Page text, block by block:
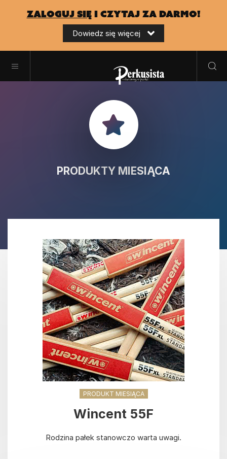
zaloguj sięi czytaj za darmo!
Dowiedz się więcej
PRODUKTY MIESIĄCA
PRODUKT MIESIĄCA
Wincent 55F
Rodzina pałek stanowczo warta uwagi.